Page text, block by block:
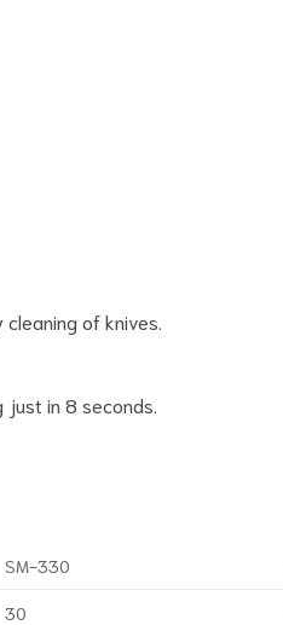
of knives.
just in 8 seconds.
SM-330
30